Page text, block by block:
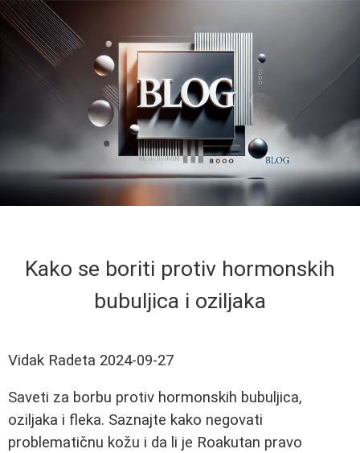
Kako se boriti protiv hormonskih
bubuljica i oziljaka
Vidak Radeta 2024-09-27
Saveti za borbu protiv hormonskih bubuljica,
oziljaka i fleka. Saznajte kako negovati
problematičnu kožu i da li je Roakutan pravo